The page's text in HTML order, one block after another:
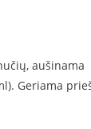
aušinama
Geriama